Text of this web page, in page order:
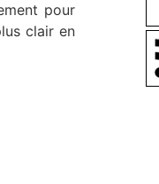
pour
clair en